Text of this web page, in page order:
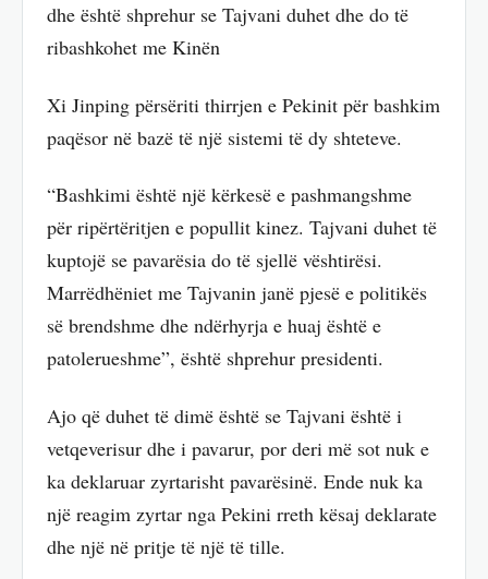
dhe është shprehur se Tajvani duhet dhe do të
ribashkohet me Kinën
Xi Jinping përsëriti thirrjen e Pekinit për bashkim
paqësor në bazë të një sistemi të dy shteteve.
“Bashkimi është një kërkesë e pashmangshme
për ripërtëritjen e popullit kinez. Tajvani duhet të
kuptojë se pavarësia do të sjellë vështirësi.
Marrëdhëniet me Tajvanin janë pjesë e politikës
së brendshme dhe ndërhyrja e huaj është e
patolerueshme”, është shprehur presidenti.
Ajo që duhet të dimë është se Tajvani është i
vetqeverisur dhe i pavarur, por deri më sot nuk e
ka deklaruar zyrtarisht pavarësinë. Ende nuk ka
një reagim zyrtar nga Pekini rreth kësaj deklarate
dhe një në pritje të një të tille.